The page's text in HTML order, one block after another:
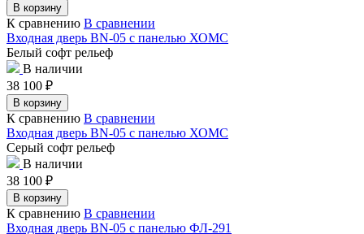
В корзину
К сравнению В сравнении
Входная дверь BN-05 с панелью ХОМС
Белый софт рельеф
В наличии
38 100 ₽
В корзину
К сравнению В сравнении
Входная дверь BN-05 с панелью ХОМС
Серый софт рельеф
В наличии
38 100 ₽
В корзину
К сравнению В сравнении
Входная дверь BN-05 с панелью ФЛ-291